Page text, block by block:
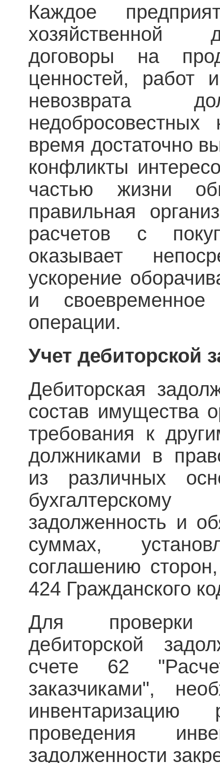
Каждое
хозяйственной
договоры на
ценностей, работ
невозврата
недобросовестных
время достаточно
конфликты
частью жизни
правильная
расчетов с
оказывает
ускорение
и
операции.
Учет дебиторской
Дебиторская
состав имущества
требования к
должниками в
из различных
задолженность и
суммах,
соглашению
424 Гражданского
Для проверки
дебиторской
счете 62
заказчиками",
инвентаризацию
проведения
задолженности